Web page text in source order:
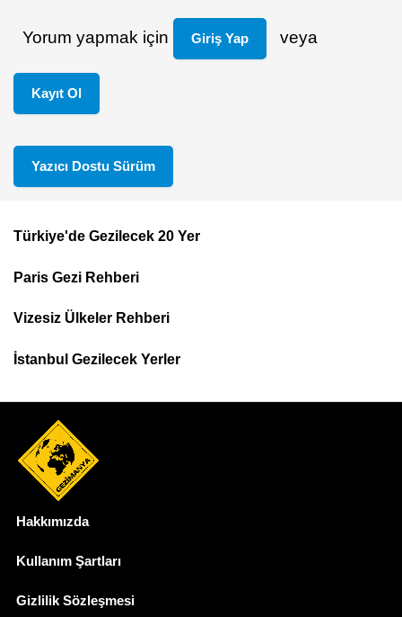
Yorum yapmak için Giriş Yap veya
Kayıt Ol
Yazıcı Dostu Sürüm
Footer
Top
Menu
Türkiye'de Gezilecek 20 Yer
Paris Gezi Rehberi
Vizesiz Ülkeler Rehberi
İstanbul Gezilecek Yerler
Hakkımızda
Kullanım Şartları
Gizlilik Sözleşmesi